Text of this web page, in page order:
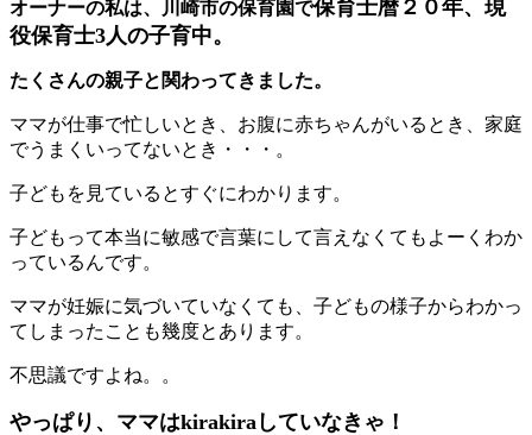
オーナーの私は、川崎市の保育園で保育士暦２０年、現
役保育士3人の子育中。
たくさんの親子と関わってきました。
ママが仕事で忙しいとき、お腹に赤ちゃんがいるとき、家庭
でうまくいってないとき・・・。
子どもを見ているとすぐにわかります。
子どもって本当に敏感で言葉にして言えなくてもよーくわか
っているんです。
ママが妊娠に気づいていなくても、子どもの様子からわかっ
てしまったことも幾度とあります。
不思議ですよね。。
やっぱり、ママはkirakiraしていなきゃ！